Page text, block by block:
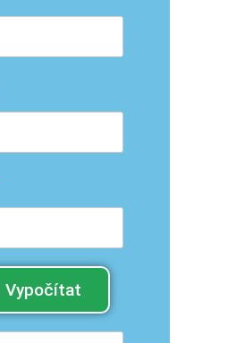
Vypočítat